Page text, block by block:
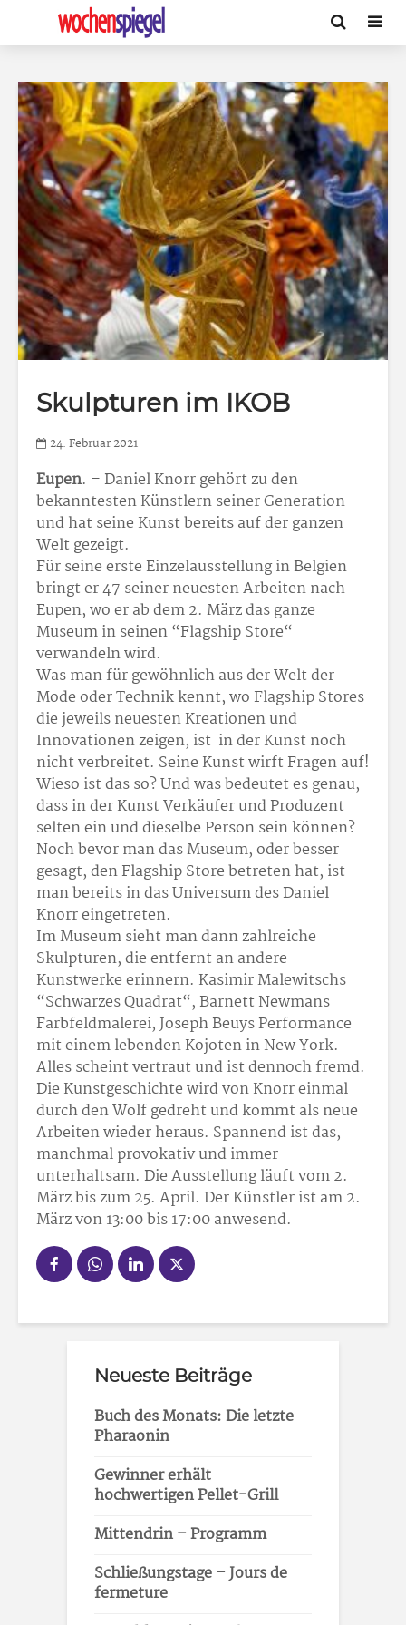
Skulpturen im IKOB
24. Februar 2021
Eupen. – Daniel Knorr gehört zu den
bekanntesten Künstlern seiner Generation
und hat seine Kunst bereits auf der ganzen
Welt gezeigt.
Für seine erste Einzelausstellung in Belgien
bringt er 47 seiner neuesten Arbeiten nach
Eupen, wo er ab dem 2. März das ganze
Museum in seinen “Flagship Store“
verwandeln wird.
Was man für gewöhnlich aus der Welt der
Mode oder Technik kennt, wo Flagship Stores
die jeweils neuesten Kreationen und
Innovationen zeigen, ist in der Kunst noch
nicht verbreitet. Seine Kunst wirft Fragen auf!
Wieso ist das so? Und was bedeutet es genau,
dass in der Kunst Verkäufer und Produzent
selten ein und dieselbe Person sein können?
Noch bevor man das Museum, oder besser
gesagt, den Flagship Store betreten hat, ist
man bereits in das Universum des Daniel
Knorr eingetreten.
Im Museum sieht man dann zahlreiche
Skulpturen, die entfernt an andere
Kunstwerke erinnern. Kasimir Malewitschs
“Schwarzes Quadrat“, Barnett Newmans
Farbfeldmalerei, Joseph Beuys Performance
mit einem lebenden Kojoten in New York.
Alles scheint vertraut und ist dennoch fremd.
Die Kunstgeschichte wird von Knorr einmal
durch den Wolf gedreht und kommt als neue
Arbeiten wieder heraus. Spannend ist das,
manchmal provokativ und immer
unterhaltsam. Die Ausstellung läuft vom 2.
März bis zum 25. April. Der Künstler ist am 2.
März von 13:00 bis 17:00 anwesend.
Neueste Beiträge
Buch des Monats: Die letzte
Pharaonin
Gewinner erhält
hochwertigen Pellet-Grill
Mittendrin – Programm
Schließungstage – Jours de
fermeture